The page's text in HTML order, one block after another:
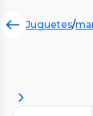
Juguetes/